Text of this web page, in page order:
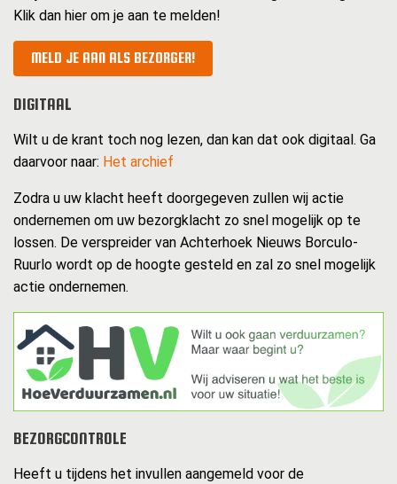
Klik dan hier om je aan te melden!
MELD JE AAN ALS BEZORGER!
DIGITAAL
Wilt u de krant toch nog lezen, dan kan dat ook digitaal. Ga
daarvoor naar: Het archief
Zodra u uw klacht heeft doorgegeven zullen wij actie
ondernemen om uw bezorgklacht zo snel mogelijk op te
lossen. De verspreider van Achterhoek Nieuws Borculo-
Ruurlo wordt op de hoogte gesteld en zal zo snel mogelijk
actie ondernemen.
BEZORGCONTROLE
Heeft u tijdens het invullen aangemeld voor de